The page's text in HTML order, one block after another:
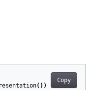
Copy
())